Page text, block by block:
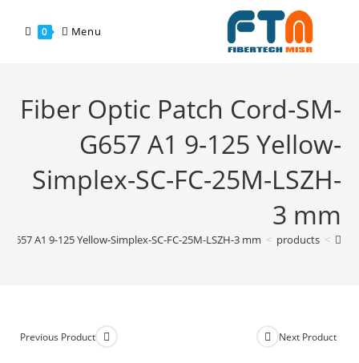
0 Menu
Fiber Optic Patch Cord-SM-
G657 A1 9-125 Yellow-
Simplex-SC-FC-25M-LSZH-
3 mm
>
products
>
A1 9-125 Yellow-Simplex-SC-FC-25M-LSZH-3 mm
Previous Product Next Product